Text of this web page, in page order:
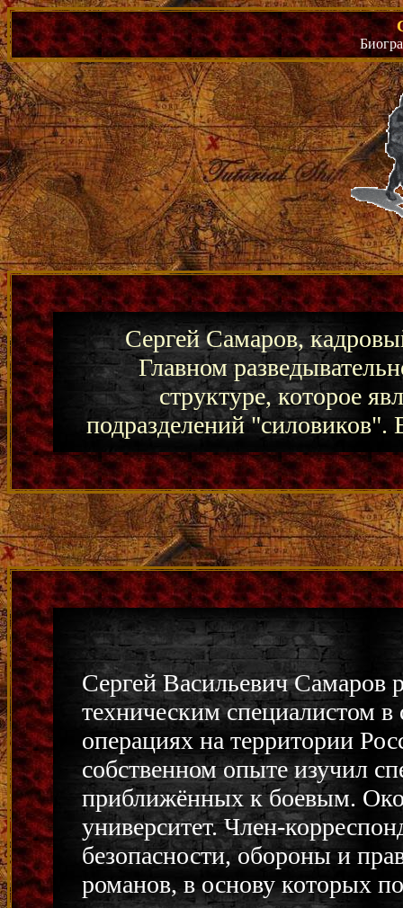
Сергей Самаров,
Главном
структуре, которое
подразделений
Сергей Васильевич Самаров
техническим специалистом
операциях на территории
собственном опыте изучил
приближённых к боевым.
университет. Член-
безопасности, обороны и
романов, в основу которых